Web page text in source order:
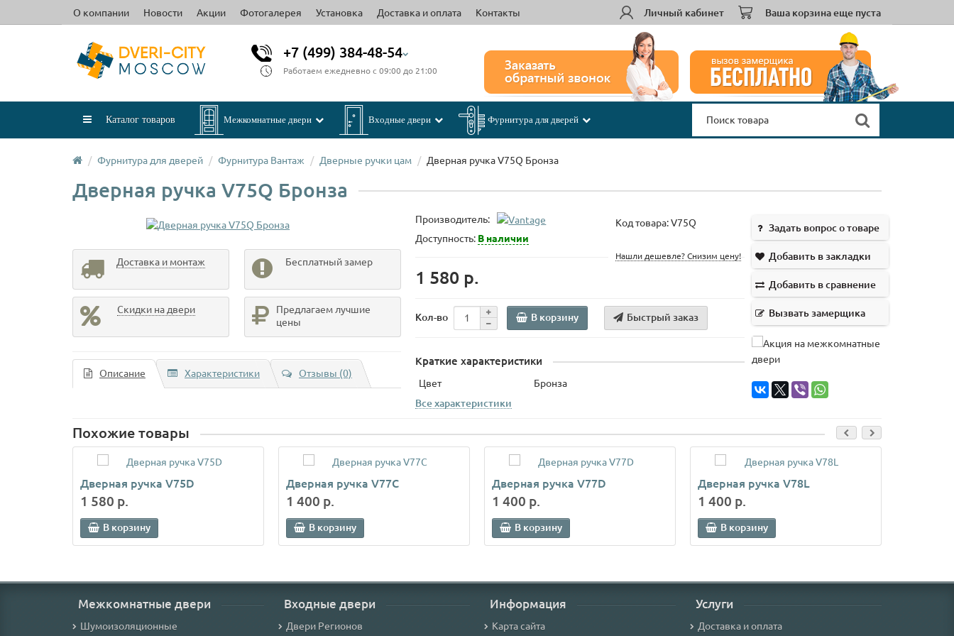
Личный кабинет Ваша корзина еще пуста
О компании Новости Акции Фотогалерея Установка Доставка и оплата Контакты
+7 (499) 384-48-54
Работаем ежедневно с 09:00 до 21:00
Каталог товаров Межкомнатные двери Входные двери Фурнитура для дверей
Фурнитура для дверей Фурнитура Вантаж Дверные ручки цам Дверная ручка V75Q Бронза
Дверная ручка V75Q Бронза
Доставка и монтаж Бесплатный замер
Скидки на двери
Предлагаем лучшие
цены
Описание Характеристики Отзывы (0)
Производитель: Код товара:V75Q
Доступность: В наличии
Нашли дешевле? Снизим цену!
1 580 р.
Кол-во В корзину Быстрый заказ
Краткие характеристики
Цвет
Бронза
Все характеристики
Задать вопрос о товаре
Добавить в закладки
Добавить в сравнение
Вызвать замерщика
Похожие товары
Дверная ручка V75D
1 580 р.
В корзину
Дверная ручка V77C
1 400 р.
В корзину
Дверная ручка V77D
1 400 р.
В корзину
Дверная ручка V78L
1 400 р.
В корзину
Межкомнатные двери
Шумоизоляционные
Входные двери
Двери Регионов
Информация
Карта сайта
Услуги
Доставка и оплата